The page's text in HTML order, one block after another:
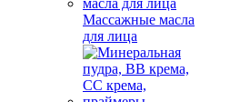
Массажные масла
для лица